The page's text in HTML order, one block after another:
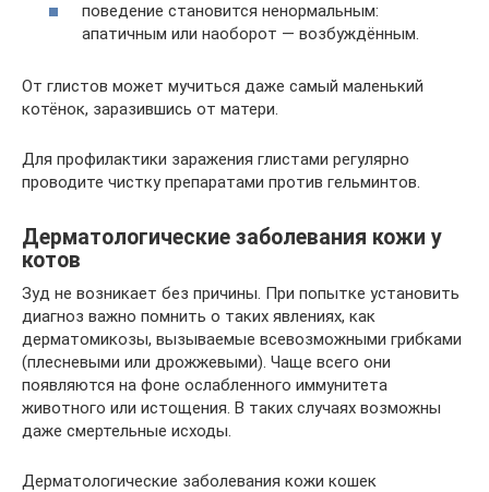
поведение становится ненормальным:
апатичным или наоборот — возбуждённым.
От глистов может мучиться даже самый маленький
котёнок, заразившись от матери.
Для профилактики заражения глистами регулярно
проводите чистку препаратами против гельминтов.
Дерматологические заболевания кожи у
котов
Зуд не возникает без причины. При попытке установить
диагноз важно помнить о таких явлениях, как
дерматомикозы, вызываемые всевозможными грибками
(плесневыми или дрожжевыми). Чаще всего они
появляются на фоне ослабленного иммунитета
животного или истощения. В таких случаях возможны
даже смертельные исходы.
Дерматологические заболевания кожи кошек